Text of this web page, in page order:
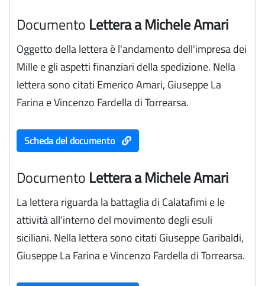
Documento Lettera a Michele Amari
Oggetto della lettera è l'andamento dell'impresa dei
Mille e gli aspetti finanziari della spedizione. Nella
lettera sono citati Emerico Amari, Giuseppe La
Farina e Vincenzo Fardella di Torrearsa.
Scheda del documento
Documento Lettera a Michele Amari
La lettera riguarda la battaglia di Calatafimi e le
attività all'interno del movimento degli esuli
siciliani. Nella lettera sono citati Giuseppe Garibaldi,
Giuseppe La Farina e Vincenzo Fardella di Torrearsa.